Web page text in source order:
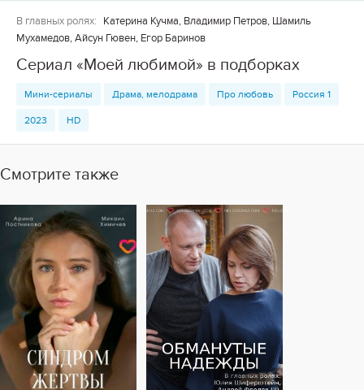
В главных ролях:
Катерина Кучма, Владимир Петров, Шамиль
Мухамедов, Айсун Гювен, Егор Баринов
Сериал «Моей любимой» в подборках
Мини-сериалы Драма, мелодрама Про любовь Россия 1
2023 HD
Смотрите также